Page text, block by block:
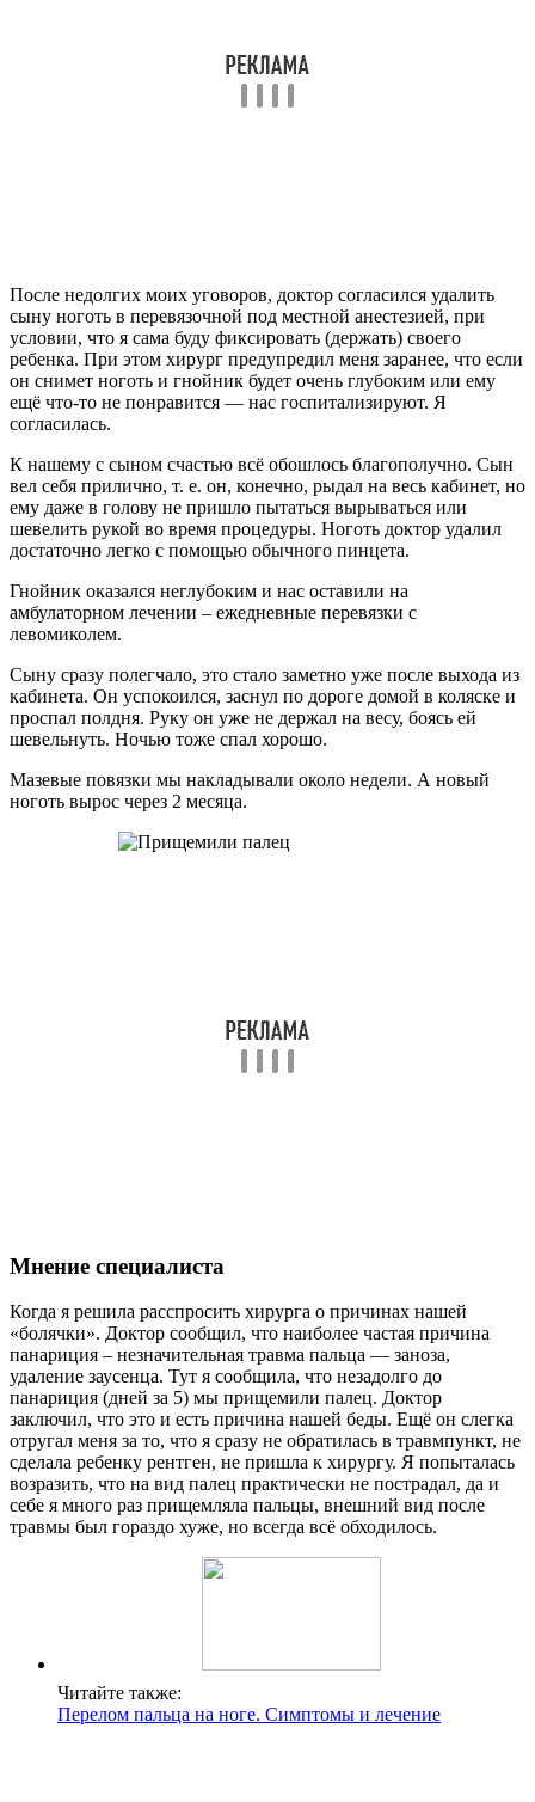
После недолгих моих уговоров, доктор согласился удалить
сыну ноготь в перевязочной под местной анестезией, при
условии, что я сама буду фиксировать (держать) своего
ребенка. При этом хирург предупредил меня заранее, что если
он снимет ноготь и гнойник будет очень глубоким или ему
ещё что-то не понравится — нас госпитализируют. Я
согласилась.
К нашему с сыном счастью всё обошлось благополучно. Сын
вел себя прилично, т. е. он, конечно, рыдал на весь кабинет, но
ему даже в голову не пришло пытаться вырываться или
шевелить рукой во время процедуры. Ноготь доктор удалил
достаточно легко с помощью обычного пинцета.
Гнойник оказался неглубоким и нас оставили на
амбулаторном лечении – ежедневные перевязки с
левомиколем.
Сыну сразу полегчало, это стало заметно уже после выхода из
кабинета. Он успокоился, заснул по дороге домой в коляске и
проспал полдня. Руку он уже не держал на весу, боясь ей
шевельнуть. Ночью тоже спал хорошо.
Мазевые повязки мы накладывали около недели. А новый
ноготь вырос через 2 месяца.
Мнение специалиста
Когда я решила расспросить хирурга о причинах нашей
«болячки». Доктор сообщил, что наиболее частая причина
панариция – незначительная травма пальца — заноза,
удаление заусенца. Тут я сообщила, что незадолго до
панариция (дней за 5) мы прищемили палец. Доктор
заключил, что это и есть причина нашей беды. Ещё он слегка
отругал меня за то, что я сразу не обратилась в травмпункт, не
сделала ребенку рентген, не пришла к хирургу. Я попыталась
возразить, что на вид палец практически не пострадал, да и
себе я много раз прищемляла пальцы, внешний вид после
травмы был гораздо хуже, но всегда всё обходилось.
Читайте также:
Перелом пальца на ноге. Симптомы и лечение